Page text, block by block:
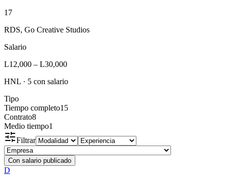
17
RDS, Go Creative Studios
Salario
L12,000 – L30,000
HNL · 5 con salario
Tipo
Tiempo completo15
Contrato8
Medio tiempo1
Filtrar
Con salario publicado
D